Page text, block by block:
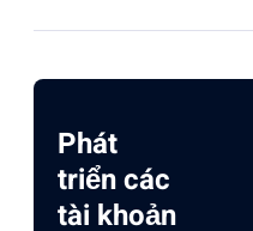
Phát
triển các
tài khoản